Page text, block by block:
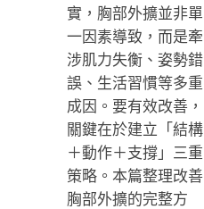
實，胸部外擴並非單
一因素導致，而是牽
涉肌力失衡、姿勢錯
誤、生活習慣等多重
成因。要有效改善，
關鍵在於建立「結構
＋動作＋支撐」三重
策略。本篇整理改善
胸部外擴的完整方